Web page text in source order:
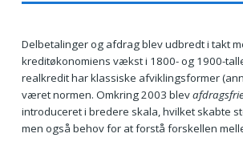
Delbetalinger og afdrag blev udbredt i takt
kreditøkonomiens vækst i 1800- og 1900-
realkredit har klassiske afviklingsformer
været normen. Omkring 2003 blev
introduceret i bredere skala, hvilket skabte
men også behov for at forstå forskellen